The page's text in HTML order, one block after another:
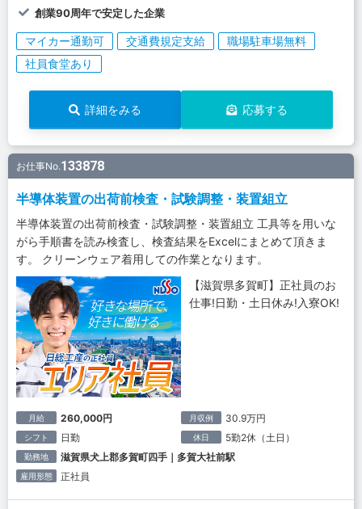
創業90周年で安定した企業
マイカー通勤可 交通費規定支給
職場駐車場無料
社員食堂あり
詳細をみる 応募する
お仕事No.133878
半導体装置の出荷前検査・試験調整・装置組立
半導体装置の出荷前検査・試験調整・装置組立 工具等を用いな
がら手順書を読み検査し、検査結果をExcelにまとめて頂きま
す。 クリーンウェア着用しての作業となります。
【滋賀県多賀町】正社員のお
仕事!日勤・土日休み!入寮OK!
月給 260,000円 月収例 30.9万円
シフト 日勤 休日 5勤2休（土日）
勤務地 滋賀県犬上郡多賀町四手｜多賀大社前駅
雇用形態 正社員